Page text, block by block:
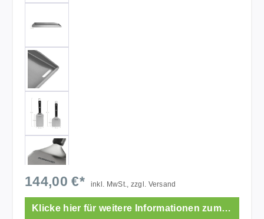
144,00 €* inkl. MwSt., zzgl. Versand
Klicke hier für weitere Informationen zum Showroom.